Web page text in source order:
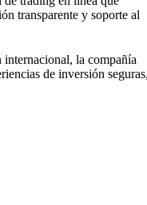
transparente y soporte al
internacional, la compañía
de inversión